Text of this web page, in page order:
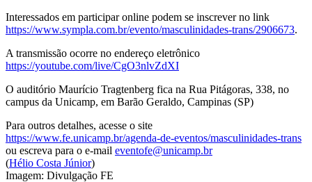
Interessados em participar online podem se inscrever no link
https://www.sympla.com.br/evento/masculinidades-trans/2906673.
A transmissão ocorre no endereço eletrônico
https://youtube.com/live/CgO3nlvZdXI
O auditório Maurício Tragtenberg fica na Rua Pitágoras, 338, no
campus da Unicamp, em Barão Geraldo, Campinas (SP)
Para outros detalhes, acesse o site
https://www.fe.unicamp.br/agenda-de-eventos/masculinidades-trans
ou escreva para o e-mail eventofe@unicamp.br
(Hélio Costa Júnior)
Imagem: Divulgação FE